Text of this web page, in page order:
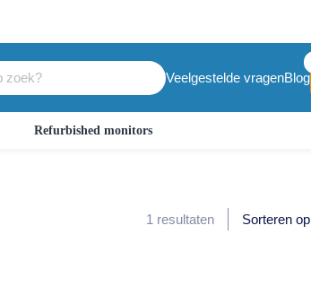
Veelgestelde vragenBlog
Refurbished monitors
1 resultaten Sorteren op